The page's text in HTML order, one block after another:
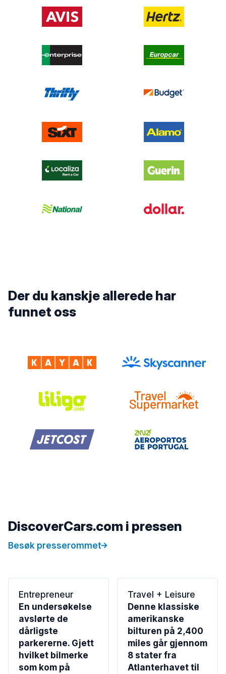
Der du kanskje allerede har
funnet oss
DiscoverCars.com i pressen
Besøk presserommet
Entrepreneur
En undersøkelse
avslørte de
dårligste
parkererne. Gjett
hvilket bilmerke
som kom på
Travel + Leisure
Denne klassiske
amerikanske
bilturen på 2,400
miles går gjennom
8 stater fra
Atlanterhavet til